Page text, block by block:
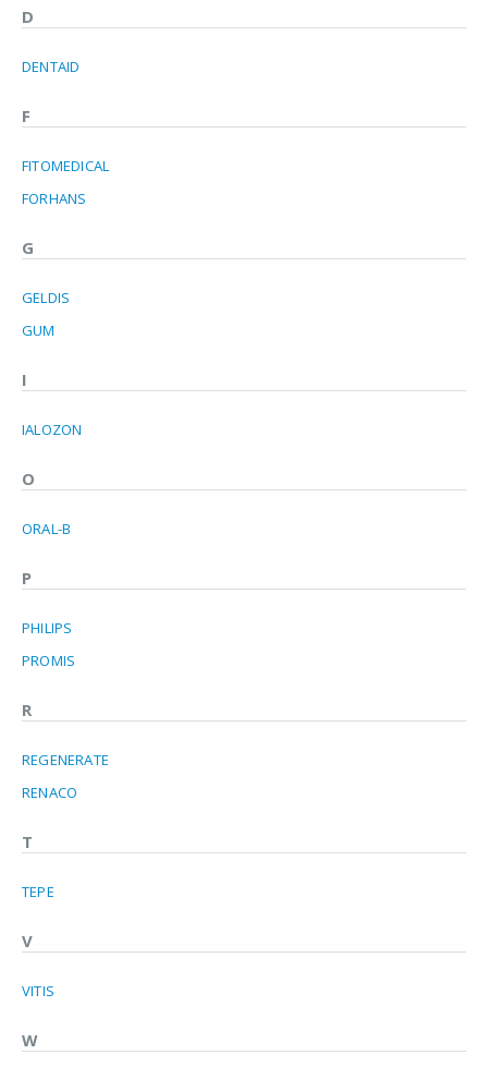
D
DENTAID
F
FITOMEDICAL
FORHANS
G
GELDIS
GUM
I
IALOZON
O
ORAL-B
P
PHILIPS
PROMIS
R
REGENERATE
RENACO
T
TEPE
V
VITIS
W